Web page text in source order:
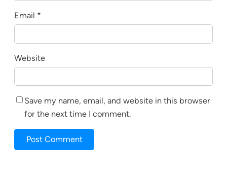
Email *
Website
Save my name, email, and website in this browser
for the next time I comment.